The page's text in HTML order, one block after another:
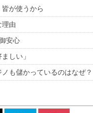
が使うから
理由
安心
しい」
も儲かっているのはなぜ？